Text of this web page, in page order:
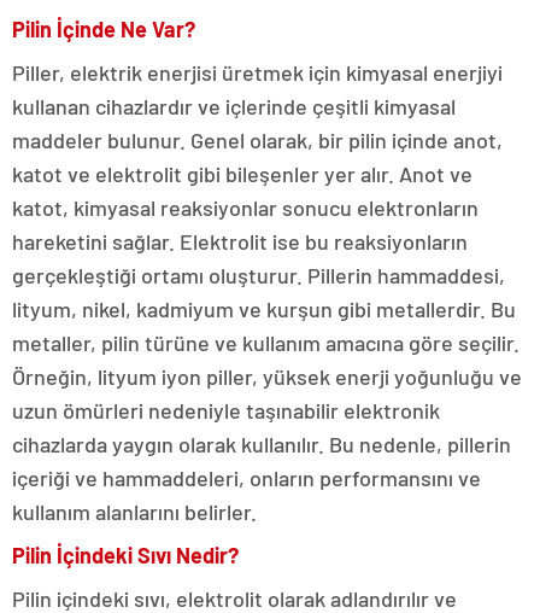
Pilin İçinde Ne Var?
Piller, elektrik enerjisi üretmek için kimyasal enerjiyi
kullanan cihazlardır ve içlerinde çeşitli kimyasal
maddeler bulunur. Genel olarak, bir pilin içinde anot,
katot ve elektrolit gibi bileşenler yer alır. Anot ve
katot, kimyasal reaksiyonlar sonucu elektronların
hareketini sağlar. Elektrolit ise bu reaksiyonların
gerçekleştiği ortamı oluşturur. Pillerin hammaddesi,
lityum, nikel, kadmiyum ve kurşun gibi metallerdir. Bu
metaller, pilin türüne ve kullanım amacına göre seçilir.
Örneğin, lityum iyon piller, yüksek enerji yoğunluğu ve
uzun ömürleri nedeniyle taşınabilir elektronik
cihazlarda yaygın olarak kullanılır. Bu nedenle, pillerin
içeriği ve hammaddeleri, onların performansını ve
kullanım alanlarını belirler.
Pilin İçindeki Sıvı Nedir?
Pilin içindeki sıvı, elektrolit olarak adlandırılır ve